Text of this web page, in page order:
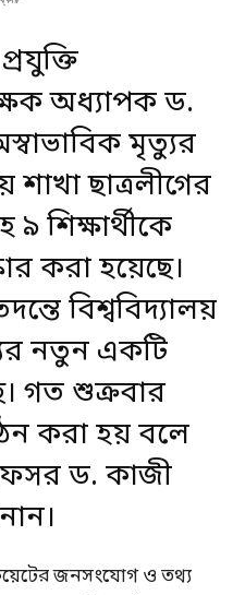
অধ্যাপক ড.
মৃত্যুর
শাখা ছাত্রলীগের
শিক্ষার্থীকে
করা হয়েছে।
বিশ্ববিদ্যালয়
নতুন একটি
গত শুক্রবার
করা হয় বলে
ড. কাজী
জনসংযোগ ও তথ্য